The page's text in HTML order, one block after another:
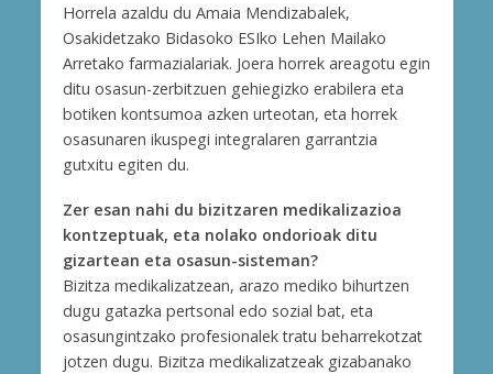
Horrela azaldu du Amaia Mendizabalek,
Osakidetzako Bidasoko ESIko Lehen Mailako
Arretako farmazialariak. Joera horrek areagotu egin
ditu osasun-zerbitzuen gehiegizko erabilera eta
botiken kontsumoa azken urteotan, eta horrek
osasunaren ikuspegi integralaren garrantzia
gutxitu egiten du.
Zer esan nahi du bizitzaren medikalizazioa
kontzeptuak, eta nolako ondorioak ditu
gizartean eta osasun-sisteman?
Bizitza medikalizatzean, arazo mediko bihurtzen
dugu gatazka pertsonal edo sozial bat, eta
osasungintzako profesionalek tratu beharrekotzat
jotzen dugu. Bizitza medikalizatzeak gizabanako